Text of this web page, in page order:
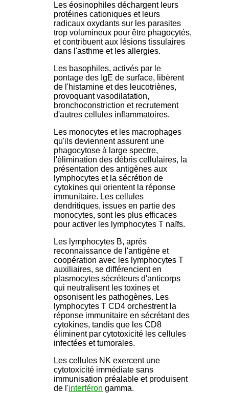
Les éosinophiles déchargent leurs
protéines cationiques et leurs
radicaux oxydants sur les parasites
trop volumineux pour être phagocytés,
et contribuent aux lésions tissulaires
dans l'asthme et les allergies.
Les basophiles, activés par le
pontage des IgE de surface, libèrent
de l'histamine et des leucotriènes,
provoquant vasodilatation,
bronchoconstriction et recrutement
d'autres cellules inflammatoires.
Les monocytes et les macrophages
qu'ils deviennent assurent une
phagocytose à large spectre,
l'élimination des débris cellulaires, la
présentation des antigènes aux
lymphocytes et la sécrétion de
cytokines qui orientent la réponse
immunitaire. Les cellules
dendritiques, issues en partie des
monocytes, sont les plus efficaces
pour activer les lymphocytes T naïfs.
Les lymphocytes B, après
reconnaissance de l'antigène et
coopération avec les lymphocytes T
auxiliaires, se différencient en
plasmocytes sécréteurs d'anticorps
qui neutralisent les toxines et
opsonisent les pathogènes. Les
lymphocytes T CD4 orchestrent la
réponse immunitaire en sécrétant des
cytokines, tandis que les CD8
éliminent par cytotoxicité les cellules
infectées et tumorales.
Les cellules NK exercent une
cytotoxicité immédiate sans
immunisation préalable et produisent
de l'interféron gamma.